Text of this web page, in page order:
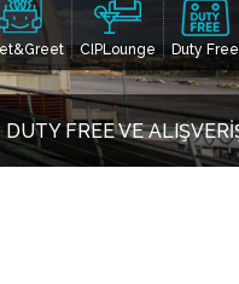
CIPLounge Duty Free
DUTY FREE VE